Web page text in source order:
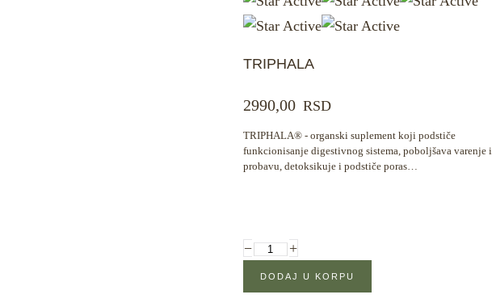
TRIPHALA
2990,00 RSD
TRIPHALA® - organski suplement koji podstiče
funkcionisanje digestivnog sistema, poboljšava varenje i
probavu, detoksikuje i podstiče poras…
− +